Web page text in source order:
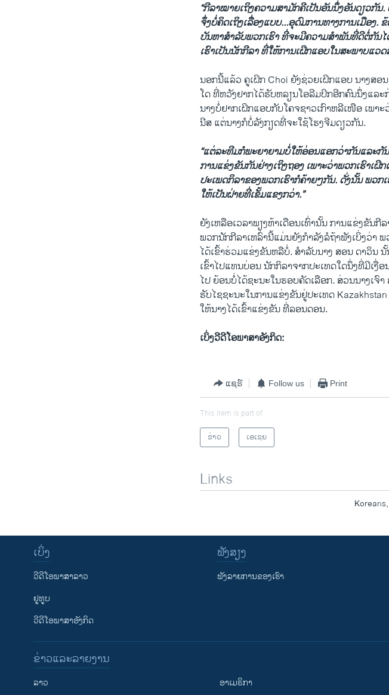
“ກີລາ​ໝາຍ​ເຖິງ​ຄວາມສາມັກຄີ​ເປັນອັນ​ນຶ່ງ​ອັນ​ດຽວ​ກັນ.
ຈຶ່ງ​ບໍ່​ຄິດ​ເຖິງ​ເລື່ອງແບບ...ອຸດົມ​ການ​ທາງ​ການ​ເມືອງ.
ບັນຫາ​ສໍາລັບ​ພວກ​ເຮົາ ​ທີ່​ຈະ​ມີ​ຄວາມ​ສໍາພັນ​ທີ່​ດີ​ຕໍ່​ກັນ​
ເຮົາ​ເປັນ​ນັກ​ກີລາ ທີ່​ໃຫ້ການ​ເຝິກ​ແອບ​ໃນ​ສະພາບ​ແວດ​
ນອກ​ນີ້​ແລ້ວ ຄູ​ເຝິກ Choi ຍັງ​ຊ່ວຍ​ເຝິກ​ແອບ ນາງສອ
ໂດ ທີ່​ຫວັງຢາກໄດ້​ຮັບ​ຫລຽນ​ໂອ​ລີ​ມປິກອີກ​ຄົນ​ນຶ່ງ​ແລະ
ນາງ​ບໍ່​ຢາກ​ເຝິກ​ແອບ​ກັບ​ໂຄ​ຈຊາວ​ເກົາຫລີ​ເໜືອ ​ເພາ
ນີສ ​ແຕ່​ນາງ​ກໍ​ບໍ່​ລັງ​ກຽດ​ທີ່​ຈະ​ໃຊ້​ໂຮງຈີມ​ດຽວ​ກັນ.
​“ແຕ່ລະ​ທີ​ມ​ກໍພະຍາຍາມບໍ່​ໃຫ້​ອ່ອນ​ແອກ​ວ່າ​ກັນ​ແລະ​ກັ
ການ​ແຂ່ງຂັນ​ກັນ​ຢ່າງ​ເຖິງ​ຖອງ ​ເພາະ​ວ່າ​ພວກ​ເຮົາ​ເຝິ
ປະ​ເພດ​ກິລາ​ຂອງ​ພວກ​ເຮົາ​ກໍ​ຄ້າຍໆ​ກັນ. ດັ່ງ​ນັ້ນ​ ພວກ​
ໃຫ້​ເປັນ​ຝ່າຍ​ທີ່​ເຂັ້ມ​ແຂງ​ກວ່າ​.”
ຍັງ​ເຫລືອ​ເວລາພຽງ​ຫ້າ​ເດືອນ​ເທົ່າ​ນັ້ນ ການແຂ່ງຂັນ​ກີ
ພວກ​ນັກກີລາ​ເຫລົ່າ​ນີ້​ແມ່ນ​ຍັງ​ກໍາລັງ​ລໍຖ້າ​ຟັງ​ເບິ່ງ​ວ່າ ​ພ
ໄດ້​ເຂົ້າ​ຮ່ວມ​ແຂ່ງຂັນ​ຫລື​ບໍ່. ສໍາລັບ​ນາງ ສອນ ດາ​ວິນ
ເຂົ້າໄປແທນບ່ອນ ນັກ​ກິລາ​ຈາກ​ປະ​ເທດ​ໃດ​ນຶ່ງ​ທີ່ມີ​ເງື່
ໄປ ຍ້ອນບໍ່ໄດ້ຊະນະໃນຮອບຄັດເລືອກ. ສ່ວນນາງ​ເຈົ
ຮັບ​ໄຊ​ຊະນະໃນ​ການ​ແຂ່ງ​ຂັນຢູ່ປະ​ເທດ
​ໃຫ້​ນາງ​ໄດ້​ເຂົ້າ​ແຂ່ງຂັນ ທີ່​ລອນ​ດອນ.
ເບິ່ງວີດີໂອພາສາອັງກິດ:
ແຊຣ໌ Follow us Print
This item is part of
ຂ່າວ
ເອເຊຍ
Links
ເບິ່ງ
ວີດີໂອພາສາລາວ
ຢູທູບ
ວີດີໂອພາສາອັງກິດ
ຟັງສຽງ
ຟັງລາຍການຂອງເຮົາ
ຂ່າວແລະລາຍງານ
ລາວ ອາເມຣິກາ